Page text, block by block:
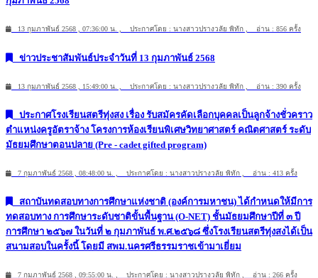
13 กุมภาพันธ์ 2568 , 07:36:00 น. , ประกาศโดย : นางสาวปรางวลัย พิทัก , อ่าน : 856 ครั้ง
ข่าวประชาสัมพันธ์ประจำวันที่ 13 กุมภาพันธ์ 2568
13 กุมภาพันธ์ 2568 , 15:49:00 น. , ประกาศโดย : นางสาวปรางวลัย พิทัก , อ่าน : 390 ครั้ง
ประกาศโรงเรียนสตรีทุ่งสง เรื่อง รับสมัครคัดเลือกบุคคลเป็นลูกจ้างชั่วคราว
ตำแหน่งครูอัตราจ้าง โครงการห้องเรียนพิเศษวิทยาศาสตร์ คณิตศาสตร์ ระดับ
มัธยมศึกษาตอนปลาย (Pre - cadet gifted program)
7 กุมภาพันธ์ 2568 , 08:48:00 น. , ประกาศโดย : นางสาวปรางวลัย พิทัก , อ่าน : 413 ครั้ง
สถาบันทดสอบทางการศึกษาแห่งชาติ (องค์การมหาชน) ได้กำหนดให้มีการ
ทดสอบทาง การศึกษาระดับชาติขั้นพื้นฐาน (O-NET) ชั้นมัธยมศึกษาปีที่ ๓ ปี
การศึกษา ๒๕๖๗ ในวันที่ ๒ กุมภาพันธ์ พ.ศ.๒๕๖๘ ซึ่งโรงเรียนสตรีทุ่งสงได้เป็น
สนามสอบในครั้งนี้ โดยมี สพม.นครศรีธรรมราชเข้ามาเยี่ยม
7 กุมภาพันธ์ 2568 , 09:55:00 น. , ประกาศโดย : นางสาวปรางวลัย พิทัก , อ่าน : 266 ครั้ง